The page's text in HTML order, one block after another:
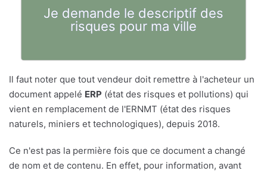
Je demande le descriptif des
risques pour ma ville
Il faut noter que tout vendeur doit remettre à l'acheteur un
document appelé ERP (état des risques et pollutions) qui
vient en remplacement de l'ERNMT (état des risques
naturels, miniers et technologiques), depuis 2018.
Ce n'est pas la permière fois que ce document a changé
de nom et de contenu. En effet, pour information, avant